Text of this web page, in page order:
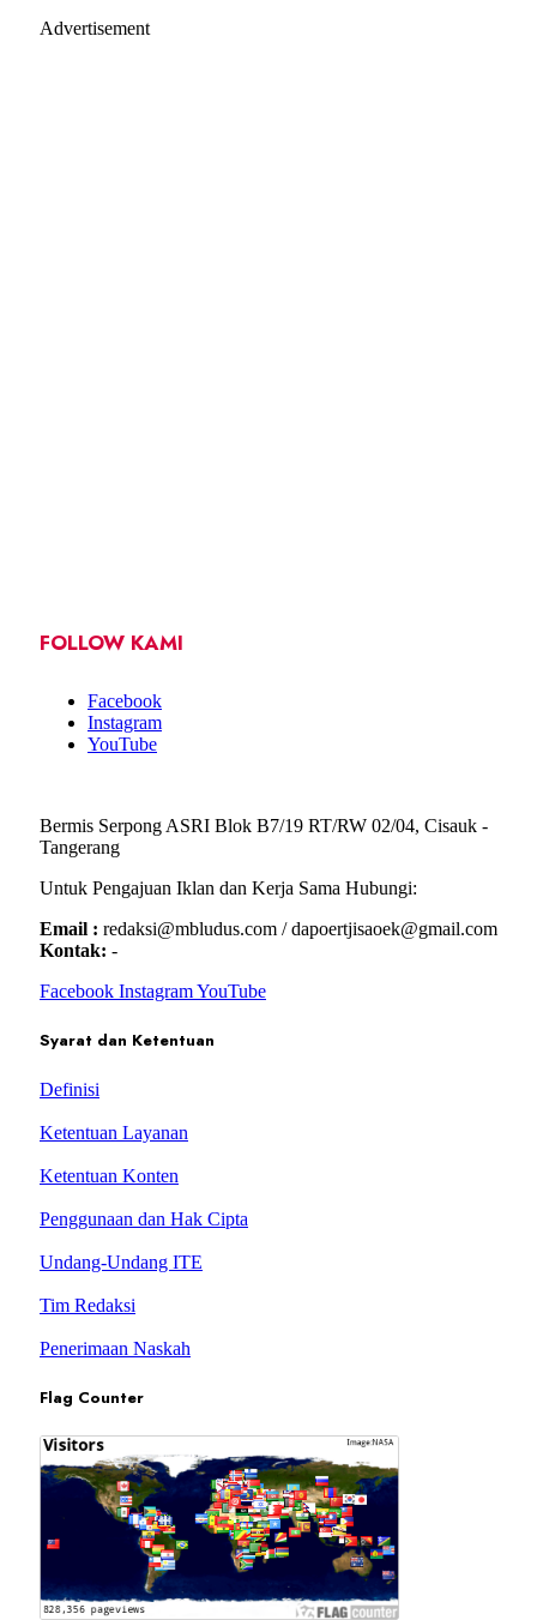
Advertisement
FOLLOW KAMI
Facebook
Instagram
YouTube
Bermis Serpong ASRI Blok B7/19 RT/RW 02/04, Cisauk -
Tangerang
Untuk Pengajuan Iklan dan Kerja Sama Hubungi:
Email : redaksi@mbludus.com / dapoertjisaoek@gmail.com
Kontak: -
Facebook InstagramYouTube
Syarat dan Ketentuan
Definisi
Ketentuan Layanan
Ketentuan Konten
Penggunaan dan Hak Cipta
Undang-Undang ITE
Tim Redaksi
Penerimaan Naskah
Flag Counter